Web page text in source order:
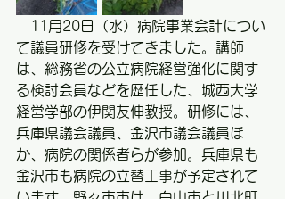
11月20日（水）病院事業会計につい
て議員研修を受けてきました。講師
は、総務省の公立病院経営強化に関す
る検討会員などを歴任した、城西大学
経営学部の伊関友伸教授。研修には、
兵庫県議会議員、金沢市議会議員ほ
か、病院の関係者らが参加。兵庫県も
金沢市も病院の立替工事が予定されて